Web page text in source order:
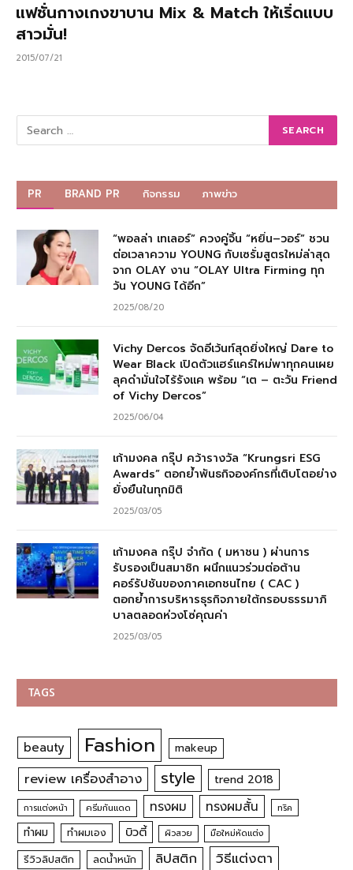
แฟชั่นกางเกงขาบาน Mix & Match ให้เริ่ดแบบ
สาวมั่น!
2015/07/21
PR BRAND PR กิจกรรม ภาพข่าว
“พอลล่า เทเลอร์” ควงคู่จิ้น “หยิ่น–วอร์” ชวน
ต่อเวลาความ YOUNG กับเซรั่มสูตรใหม่ล่าสุด
จาก OLAY งาน “OLAY Ultra Firming ทุก
วัน YOUNG ได้อีก”
2025/08/20
Vichy Dercos จัดอีเว้นท์สุดยิ่งใหญ่ Dare to
Wear Black เปิดตัวแฮร์แคร์ใหม่พาทุกคนเผย
ลุคดำมั่นใจไร้รังแค พร้อม “เต – ตะวัน Friend
of Vichy Dercos”
2025/06/04
เก้ามงคล กรุ๊ป คว้ารางวัล “Krungsri ESG
Awards” ตอกย้ำพันธกิจองค์กรที่เติบโตอย่าง
ยั่งยืนในทุกมิติ
2025/03/05
เก้ามงคล กรุ๊ป จำกัด ( มหาชน ) ผ่านการ
รับรองเป็นสมาชิก ผนึกแนวร่วมต่อต้าน
คอร์รัปชันของภาคเอกชนไทย ( CAC )
ตอกย้ำการบริหารธุรกิจภายใต้กรอบธรรมาภิ
บาลตลอดห่วงโซ่คุณค่า
2025/03/05
TAGS
beauty Fashion makeup
review เครื่องสำอาง style trend 2018
การแต่งหน้า ครีมกันแดด ทรงผม ทรงผมสั้น ทริค
ทำผม ทำผมเอง บิวตี้ ผิวสวย มือใหม่หัดแต่ง
รีวิวลิปสติก ลดน้ำหนัก ลิปสติก วิธีแต่งตา